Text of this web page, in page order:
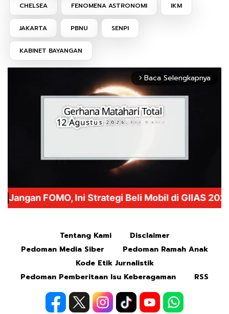
CHELSEA FENOMENA ASTRONOMI IKM
JAKARTA PBNU SENPI
KABINET BAYANGAN
arrow_forward_ios Baca Selengkapnya
Tentang Kami
Disclaimer
Pedoman Media Siber
Pedoman Ramah Anak
Kode Etik Jurnalistik
Pedoman Pemberitaan Isu Keberagaman
RSS